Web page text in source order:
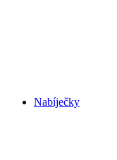
Nabíječky